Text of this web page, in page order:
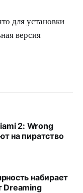
для установки
версия
2: Wrong
на пиратство
набирает
Dreaming